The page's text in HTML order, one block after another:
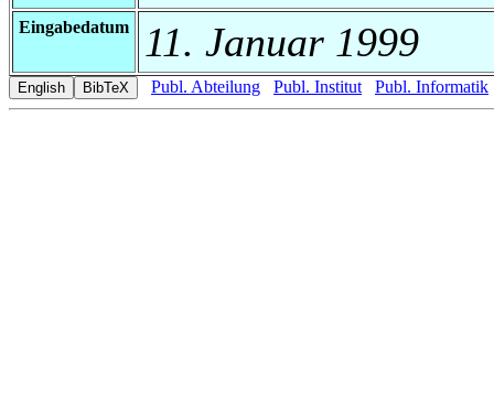
Eingabedatum 11. Januar 1999
Publ. Abteilung Publ. Institut Publ. Informatik